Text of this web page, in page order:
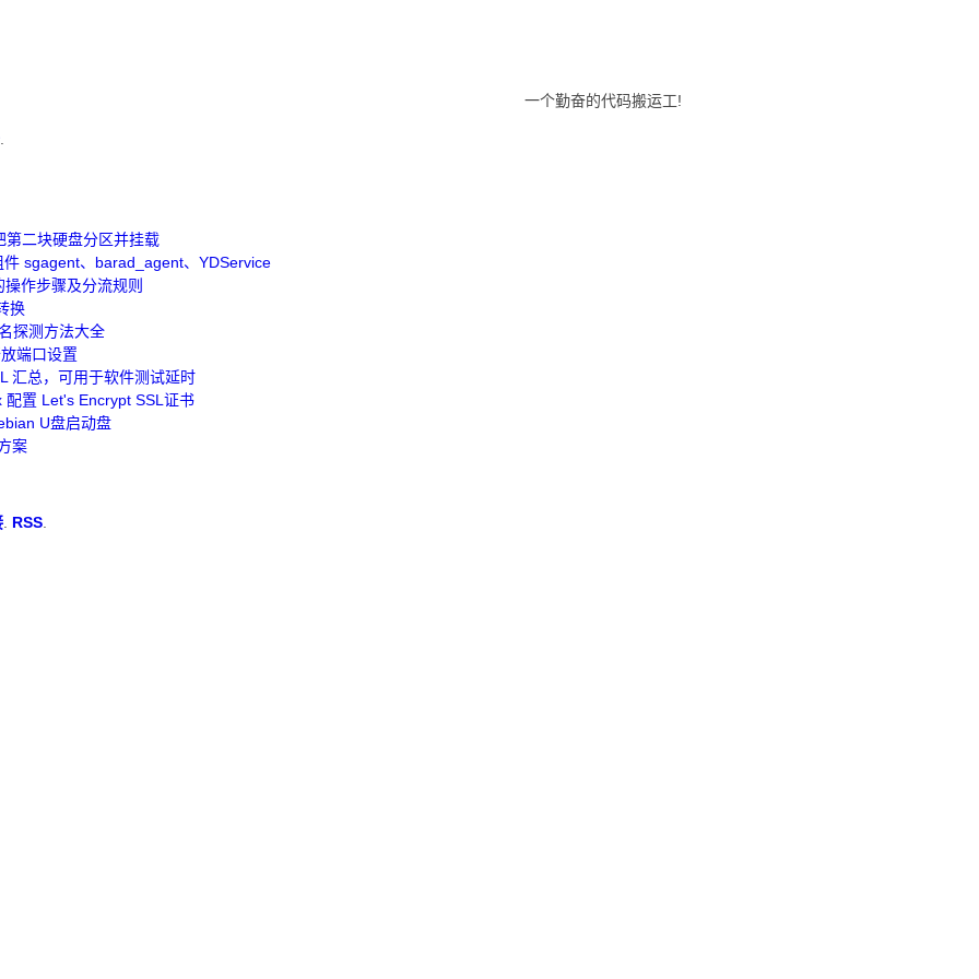
一个勤奋的代码搬运工!
二块硬盘分区并挂载
sgagent、barad_agent、YDService
作步骤及分流规则
换
探测方法大全
端口设置
汇总，可用于软件测试延时
配置 Let's Encrypt SSL证书
U盘启动盘
案
RSS